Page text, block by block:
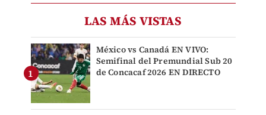
LAS MÁS VISTAS
México vs Canadá EN VIVO:
Semifinal del Premundial Sub 20
de Concacaf 2026 EN DIRECTO